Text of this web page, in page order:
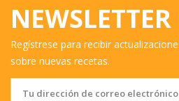
NEWSLETTER
Regístrese para recibir
sobre nuevas recetas.